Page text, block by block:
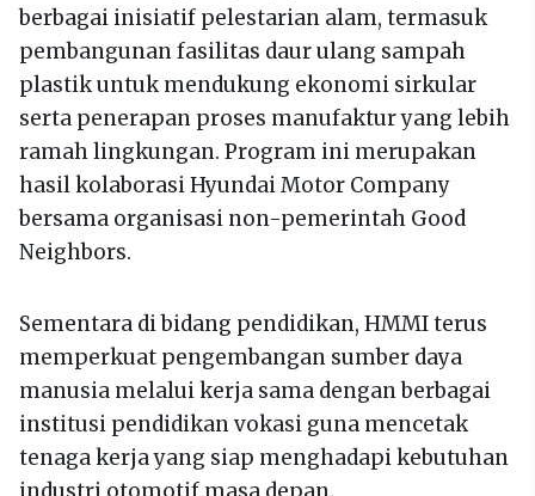
berbagai inisiatif pelestarian alam, termasuk
pembangunan fasilitas daur ulang sampah
plastik untuk mendukung ekonomi sirkular
serta penerapan proses manufaktur yang lebih
ramah lingkungan. Program ini merupakan
hasil kolaborasi Hyundai Motor Company
bersama organisasi non-pemerintah Good
Neighbors.
Sementara di bidang pendidikan, HMMI terus
memperkuat pengembangan sumber daya
manusia melalui kerja sama dengan berbagai
institusi pendidikan vokasi guna mencetak
tenaga kerja yang siap menghadapi kebutuhan